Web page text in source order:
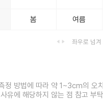
봄 여름
좌우로 넘겨
정 방법에 따라 약 1~3cm의 오
유에 해당하지 않는 점 참고 부